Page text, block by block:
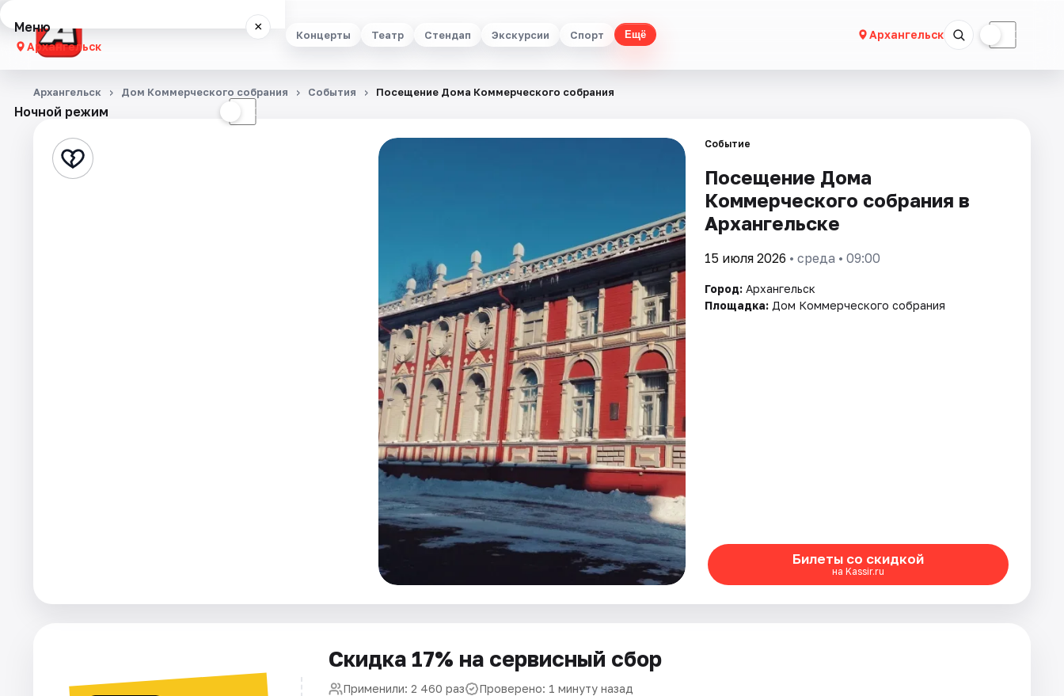
Концерты Театр Стендап Экскурсии Спорт Ещё Архангельск ☾
Меню ×
Архангельск
Концерты
Стендап
Ночной режим ☾
Архангельск Дом Коммерческого собрания События Посещение Дома Коммерческого собрания
Событие
Посещение Дома
Коммерческого собрания в
Архангельске
15 июля 2026 • среда • 09:00
Город: Архангельск
Площадка: Дом Коммерческого собрания
Билеты со скидкой
на Kassir.ru
Скидка 17% на сервисный сбор
Применили: 2 460 раз Проверено: 1 минуту назад